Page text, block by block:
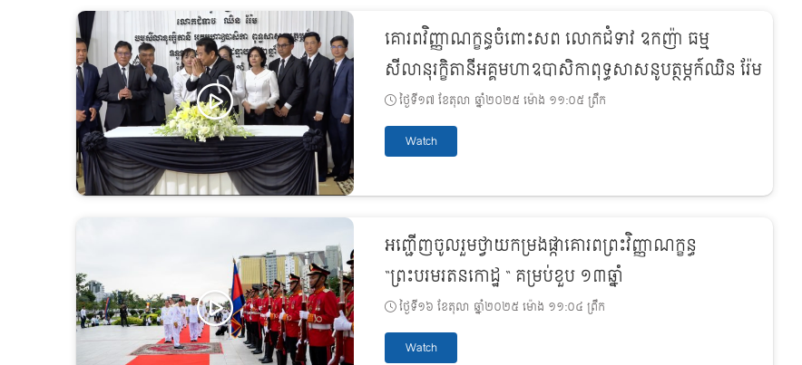
គោរពវិញ្ញាណក្ខន្ធចំពោះសព លោកជំទាវ ឧកញ៉ា ធម្ម
សីលានុរក្ខិតានីអគ្គមហាឧបាសិកាពុទ្ធសាសនូបត្ថម្ភក៍ឈិន រ៉ែម
ថ្ងៃទី១៧ ខែតុលា ឆ្នាំ២០២៥ ម៉ោង ១១:០៥ ព្រឹក
Watch
អញ្ជើញចូលរួមថ្វាយកម្រងផ្កាគោរពព្រះវិញ្ញាណក្ខន្ធ
“ព្រះបរមរតនកោដ្ឋ “ គម្រប់ខួប ១៣ឆ្នាំ
ថ្ងៃទី១៦ ខែតុលា ឆ្នាំ២០២៥ ម៉ោង ១១:០៤ ព្រឹក
Watch